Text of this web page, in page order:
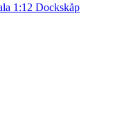
1:12 Dockskåp